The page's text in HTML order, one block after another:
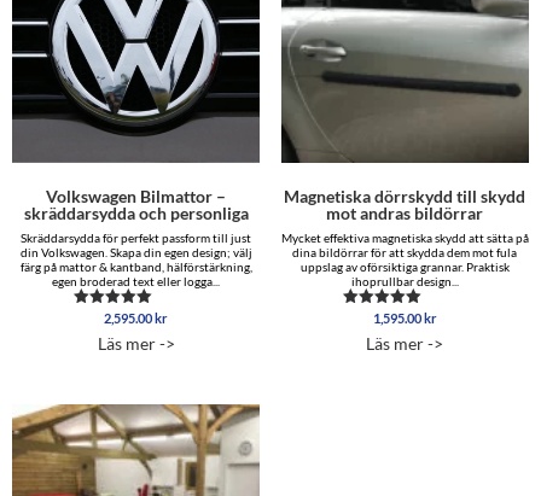
Volkswagen Bilmattor –
skräddarsydda och personliga
Skräddarsydda för perfekt passform till just
din Volkswagen. Skapa din egen design; välj
färg på mattor & kantband, hälförstärkning,
egen broderad text eller logga...
Betygsatt
av 5
2,595.00kr
Läs mer ->
Magnetiska dörrskydd till skydd
mot andras bildörrar
Mycket effektiva magnetiska skydd att sätta på
dina bildörrar för att skydda dem mot fula
uppslag av oförsiktiga grannar. Praktisk
ihoprullbar design...
Betygsatt
av 5
1,595.00kr
Läs mer ->